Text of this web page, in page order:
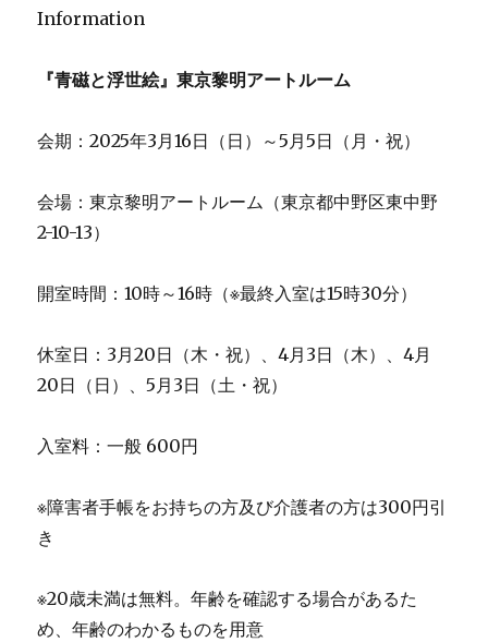
Information
『青磁と浮世絵』東京黎明アートルーム
会期：2025年3月16日（日）～5月5日（月・祝）
会場：東京黎明アートルーム（東京都中野区東中野
2-10-13）
開室時間：10時～16時（※最終入室は15時30分）
休室日：3月20日（木・祝）、4月3日（木）、4月
20日（日）、5月3日（土・祝）
入室料：一般 600円
※障害者手帳をお持ちの方及び介護者の方は300円引
き
※20歳未満は無料。年齢を確認する場合があるた
め、年齢のわかるものを用意